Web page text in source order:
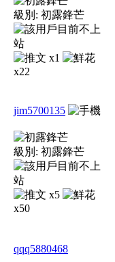
級別: 初露鋒芒
x1
x22
jim5700135
級別: 初露鋒芒
x5
x50
qqq5880468